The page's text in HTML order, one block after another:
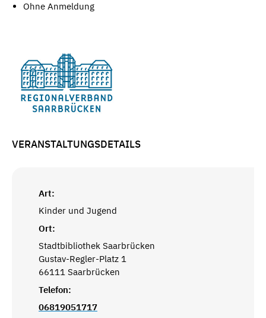
Ohne Anmeldung
VERANSTALTUNGSDETAILS
Art:
Kinder und Jugend
Ort:
Stadtbibliothek Saarbrücken
Gustav-Regler-Platz 1
66111 Saarbrücken
Telefon:
06819051717